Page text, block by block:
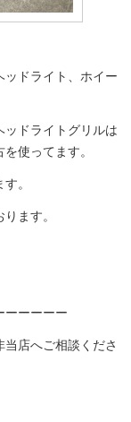
ッドライト、ホイー
ッドライトグリルは
使ってます。
。
ます。
ーーーーー
店へご相談くださ